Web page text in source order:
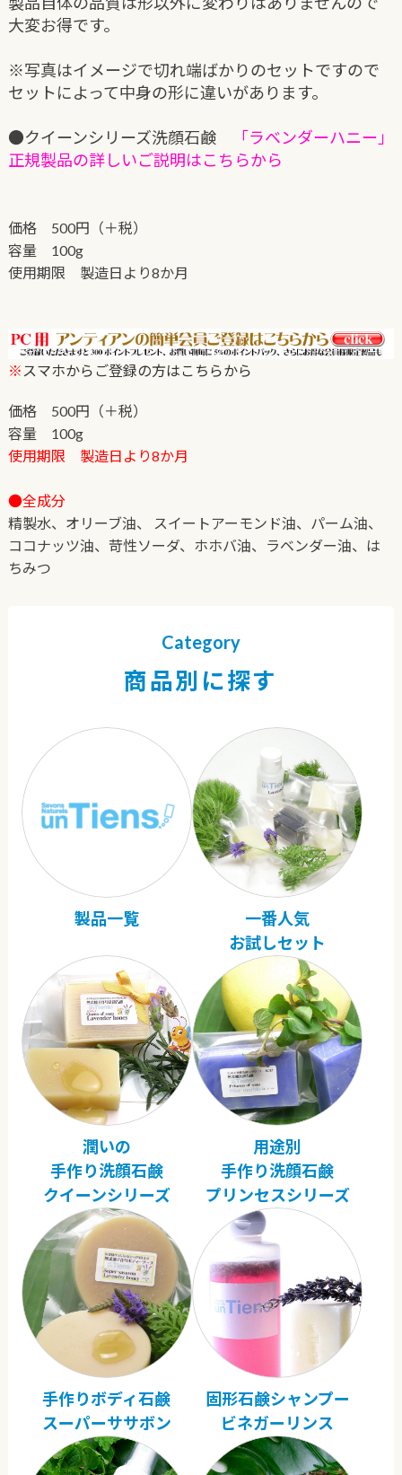
大変お得です。
※写真はイメージで切れ端ばかりのセットですので
セットによって中身の形に違いがあります。
●クイーンシリーズ洗顔石鹸
「ラベンダーハニー」
正規製品の詳しいご説明はこちらから
価格 500円（＋税）
容量 100g
使用期限 製造日より8か月
※ スマホからご登録の方はこちらから
価格 500円（＋税）
容量 100g
使用期限 製造日より8か月
●全成分
精製水、オリーブ油、 スイートアーモンド油、パーム油、
ココナッツ油、苛性ソーダ、ホホバ油、ラベンダー油、は
ちみつ
Category
商品別に探す
製品一覧
一番人気
お試しセット
潤いの
手作り洗顔石鹸
クイーンシリーズ
用途別
手作り洗顔石鹸
プリンセスシリーズ
手作りボディ石鹸
スーパーササボン
固形石鹸シャンプー
ビネガーリンス